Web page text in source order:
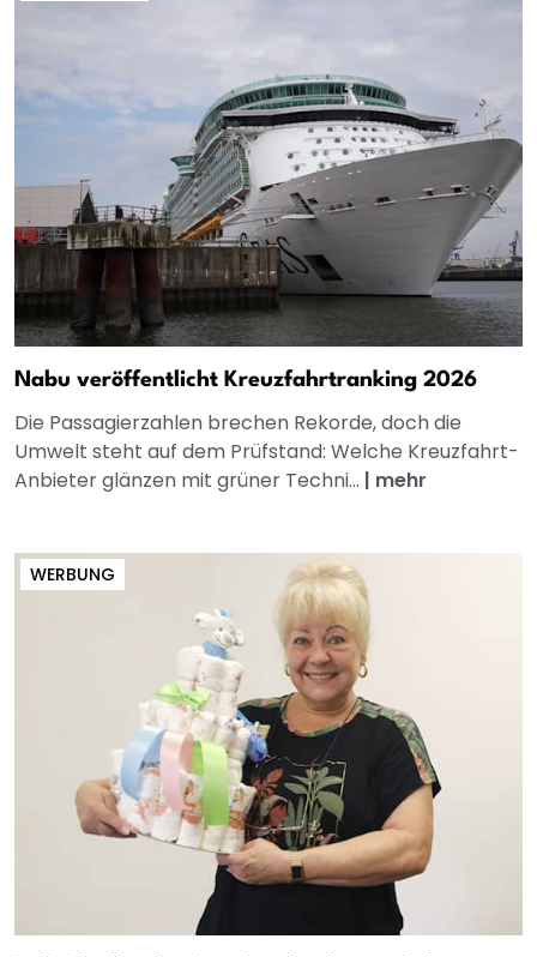
Nabu veröffentlicht Kreuzfahrtranking 2026
Die Passagierzahlen brechen Rekorde, doch die
Umwelt steht auf dem Prüfstand: Welche Kreuzfahrt-
Anbieter glänzen mit grüner Techni... | mehr
WERBUNG